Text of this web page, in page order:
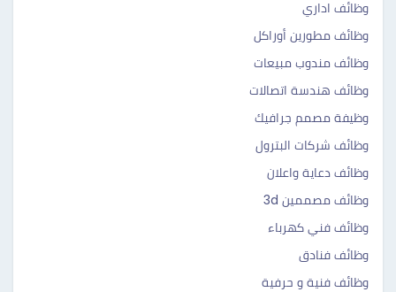
وظائف اداري
وظائف مطورين أوراكل
وظائف مندوب مبيعات
وظائف هندسة اتصالات
وظيفة مصمم جرافيك
وظائف شركات البترول
وظائف دعاية واعلان
وظائف مصممين 3d
وظائف فني كهرباء
وظائف فنادق
وظائف فنية و حرفية